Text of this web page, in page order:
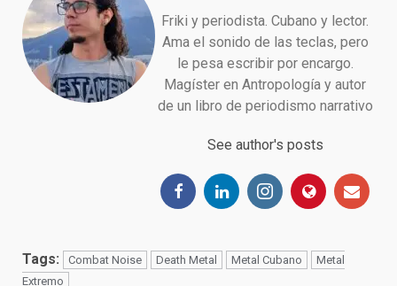
Friki y periodista. Cubano y lector.
Ama el sonido de las teclas, pero
le pesa escribir por encargo.
Magíster en Antropología y autor
de un libro de periodismo narrativo
See author's posts
Tags: Combat Noise Death Metal Metal Cubano
Metal
Extremo